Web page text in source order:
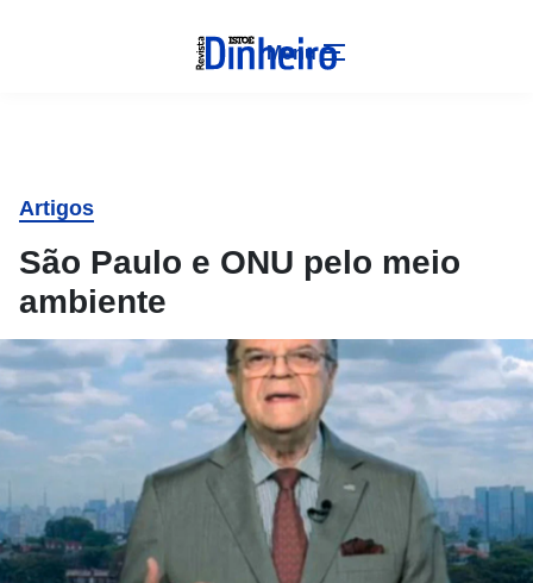
Menu
Artigos
São Paulo e ONU pelo meio
ambiente